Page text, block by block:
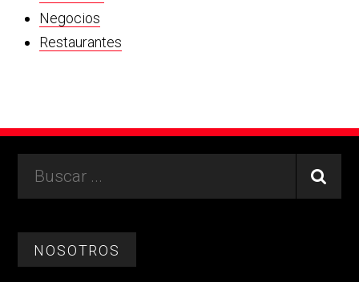
Negocios
Restaurantes
Footer
NOSOTROS